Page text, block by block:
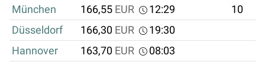
München
166,55 EUR 12:29
10
Düsseldorf
166,30 EUR
19:30
Hannover
163,70 EUR 08:03